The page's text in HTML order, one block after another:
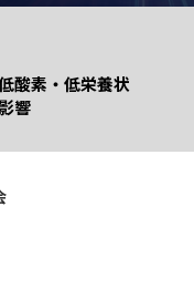
酸素・低栄養状
響